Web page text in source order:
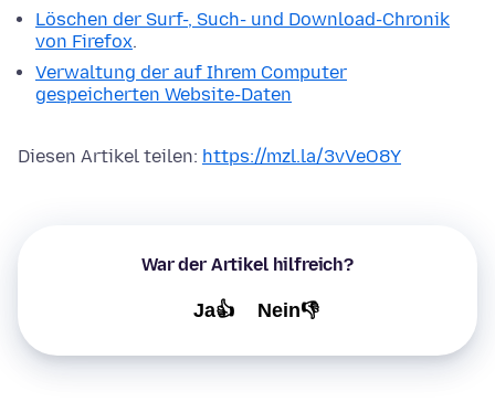
Löschen der Surf-, Such- und Download-Chronik
von Firefox.
Verwaltung der auf Ihrem Computer
gespeicherten Website-Daten
Diesen Artikel teilen: https://mzl.la/3vVeO8Y
War der Artikel hilfreich?
Ja👍 Nein👎